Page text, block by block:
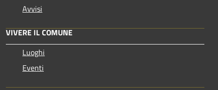
Avvisi
VIVERE IL COMUNE
Luoghi
Eventi